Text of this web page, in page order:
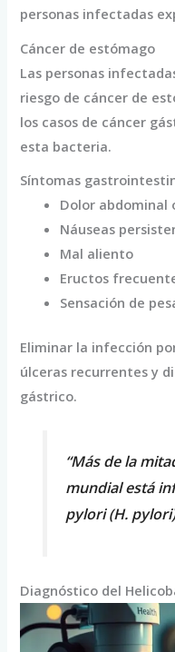
personas infectadas
Cáncer de estómago
Las personas
riesgo de cáncer de
los casos de cáncer
esta bacteria.
Síntomas
Dolor abdominal
Náuseas
Mal aliento
Eructos
Sensación de
Eliminar la infección
úlceras recurrentes y
gástrico.
“Más de la
mundial está
pylori (H.
Diagnóstico del